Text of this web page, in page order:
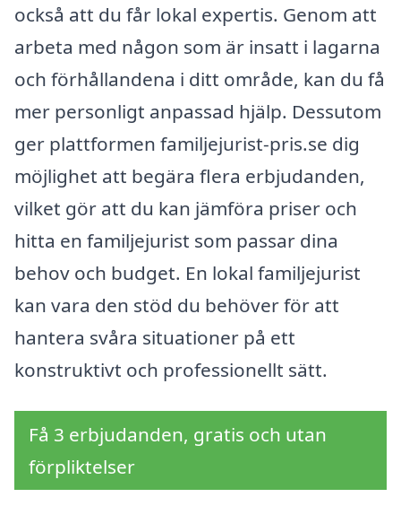
också att du får lokal expertis. Genom att
arbeta med någon som är insatt i lagarna
och förhållandena i ditt område, kan du få
mer personligt anpassad hjälp. Dessutom
ger plattformen familjejurist-pris.se dig
möjlighet att begära flera erbjudanden,
vilket gör att du kan jämföra priser och
hitta en familjejurist som passar dina
behov och budget. En lokal familjejurist
kan vara den stöd du behöver för att
hantera svåra situationer på ett
konstruktivt och professionellt sätt.
Få 3 erbjudanden, gratis och utan
förpliktelser